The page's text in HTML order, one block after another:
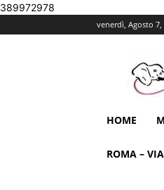
389972978
venerdì, Agosto 7,
HOME
ROMA –